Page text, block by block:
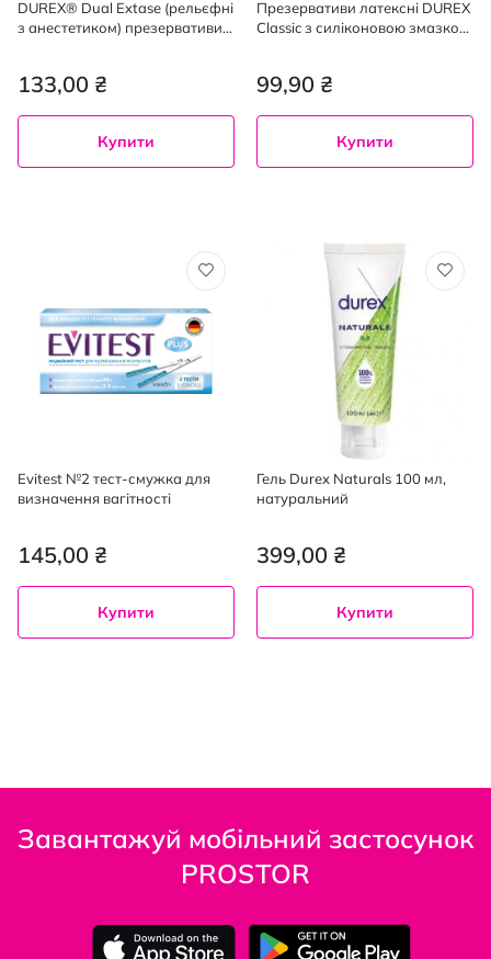
DUREX® Dual Extase (рельєфні
з анестетиком) презервативи
133,00 ₴
Купити
Презервативи латексні DUREX
Classic з силіконовою змазкою
99,90 ₴
Купити
Evitest №2 тест-смужка для
визначення вагітності
145,00 ₴
Купити
Гель Durex Naturals 100 мл,
натуральний
399,00 ₴
Купити
Завантажуй мобільний застосунок
PROSTOR